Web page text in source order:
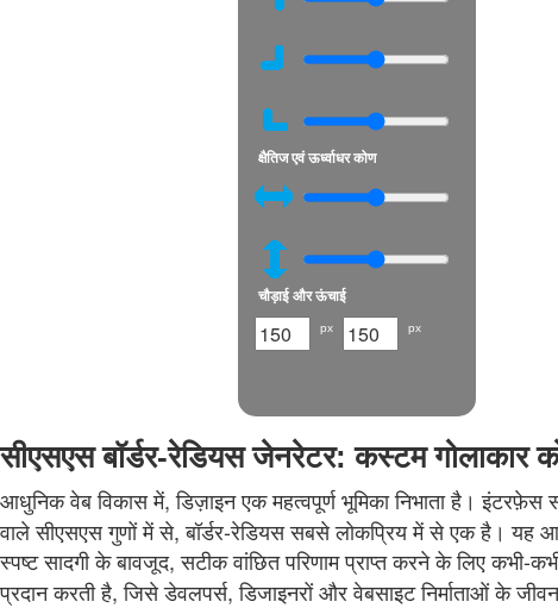
क्षैतिज एवं ऊर्ध्वाधर कोण
चौड़ाई और ऊंचाई
px px
सीएसएस बॉर्डर-रेडियस जेनरेटर: कस्टम
आधुनिक वेब विकास में, डिज़ाइन एक महत्वपूर्ण भूमिका निभाता है। इंटरफ़ेस
वाले सीएसएस गुणों में से, बॉर्डर-रेडियस सबसे लोकप्रिय में से एक है। यह
स्पष्ट सादगी के बावजूद, सटीक वांछित परिणाम प्राप्त करने के लिए
प्रदान करती है, जिसे डेवलपर्स, डिजाइनरों और वेबसाइट निर्माताओं के